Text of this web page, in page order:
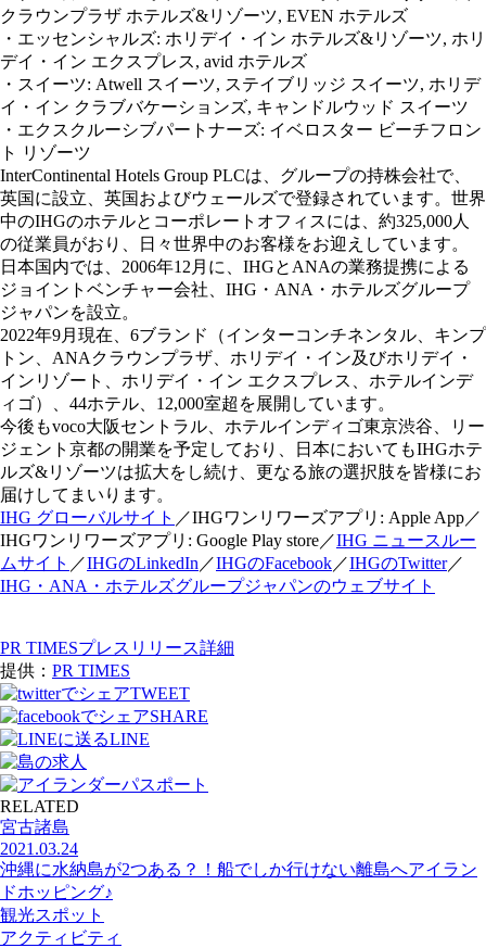
クラウンプラザ ホテルズ&リゾーツ, EVEN ホテルズ
・エッセンシャルズ: ホリデイ・イン ホテルズ&リゾーツ, ホリ
デイ・イン エクスプレス, avid ホテルズ
・スイーツ: Atwell スイーツ, ステイブリッジ スイーツ, ホリデ
イ・イン クラブバケーションズ, キャンドルウッド スイーツ
・エクスクルーシブパートナーズ: イベロスター ビーチフロン
ト リゾーツ
InterContinental Hotels Group PLCは、グループの持株会社で、
英国に設立、英国およびウェールズで登録されています。世界
中のIHGのホテルとコーポレートオフィスには、約325,000人
の従業員がおり、日々世界中のお客様をお迎えしています。
日本国内では、2006年12月に、IHGとANAの業務提携による
ジョイントベンチャー会社、IHG・ANA・ホテルズグループ
ジャパンを設立。
2022年9月現在、6ブランド（インターコンチネンタル、キンプ
トン、ANAクラウンプラザ、ホリデイ・イン及びホリデイ・
インリゾート、ホリデイ・イン エクスプレス、ホテルインデ
ィゴ）、44ホテル、12,000室超を展開しています。
今後もvoco大阪セントラル、ホテルインディゴ東京渋谷、リー
ジェント京都の開業を予定しており、日本においてもIHGホテ
ルズ&リゾーツは拡大をし続け、更なる旅の選択肢を皆様にお
届けしてまいります。
IHG グローバルサイト ／IHGワンリワーズアプリ: Apple App／
IHGワンリワーズアプリ: Google Play store／IHG ニュースルー
ムサイト ／IHGのLinkedIn ／IHGのFacebook／IHGのTwitter／
IHG・ANA・ホテルズグループジャパンのウェブサイト
PR TIMESプレスリリース詳細
提供： PR TIMES
TWEET
SHARE
LINE
RELATED
宮古諸島
2021.03.24
沖縄に水納島が2つある？！船でしか行けない離島へアイラン
ドホッピング♪
観光スポット
アクティビティ